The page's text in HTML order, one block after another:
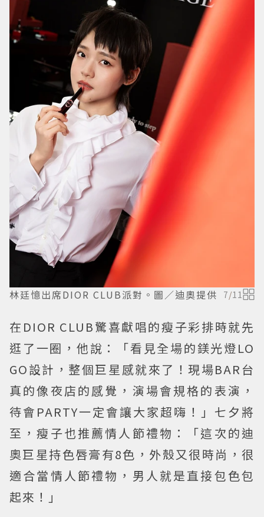
林廷憶出席DIOR CLUB派對。圖／迪奧提供 7/11
在DIOR CLUB驚喜獻唱的瘦子彩排時就先
逛了一圈，他說：「看見全場的鎂光燈LO
GO設計，整個巨星感就來了！現場BAR台
真的像夜店的感覺，演場會規格的表演，
待會PARTY一定會讓大家超嗨！」七夕將
至，瘦子也推薦情人節禮物：「這次的迪
奧巨星持色唇膏有8色，外殼又很時尚，很
適合當情人節禮物，男人就是直接包色包
起來！」